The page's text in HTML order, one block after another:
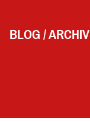
BLOG / ARCHIV